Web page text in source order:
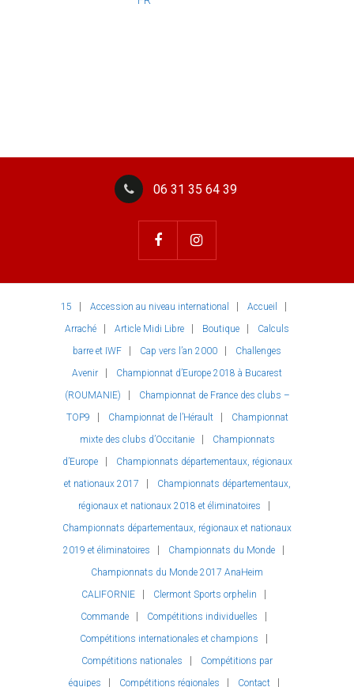
06 31 35 64 39
15 Accession au niveau international
Accueil
Arraché
Article Midi Libre Boutique
Calculs
barre et IWF
Cap vers l’an 2000
Challenges
Avenir
Championnat d’Europe 2018 à Bucarest
(ROUMANIE)
Championnat de France des clubs –
TOP9
Championnat de l’Hérault
Championnat
mixte des clubs d’Occitanie
Championnats
d’Europe
Championnats départementaux, régionaux
et nationaux 2017
Championnats départementaux,
régionaux et nationaux 2018 et éliminatoires
Championnats départementaux, régionaux et nationaux
2019 et éliminatoires
Championnats du Monde
Championnats du Monde 2017 AnaHeim
CALIFORNIE
Clermont Sports orphelin
Commande
Compétitions individuelles
Compétitions internationales et champions
Compétitions nationales
Compétitions par
équipes
Compétitions régionales Contact